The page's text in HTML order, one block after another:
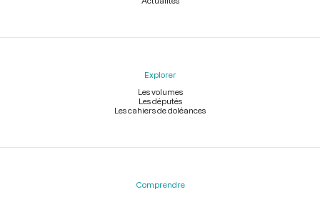
Explorer
Les volumes
Les députés
Les cahiers de doléances
Comprendre